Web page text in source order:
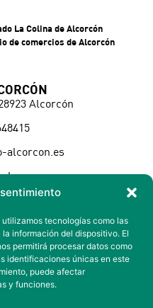
tecnologías como las
información del dispositivo. El
permitirá procesar datos como
identificaciones únicas en este
puede afectar
y funciones.
La Colina de Alcorcón
de comercios de Alcorcón
Alcorcón
alcorcon.es
NEWSLETTER